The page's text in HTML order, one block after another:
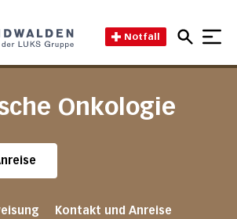
Notfall
Onkologie
Kontakt und Anreise